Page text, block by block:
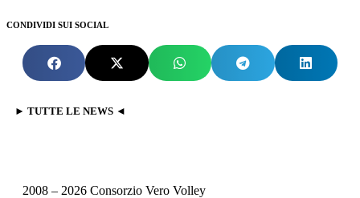
CONDIVIDI SUI SOCIAL
► TUTTE LE NEWS ◄
2008 – 2026 Consorzio Vero Volley